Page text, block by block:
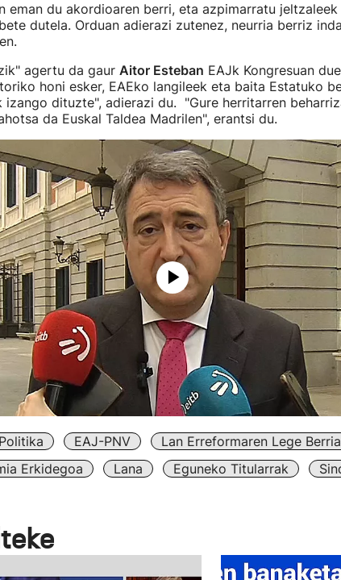
eman du akordioaren berri, eta azpimarratu
dutela. Orduan adierazi zutenez, neurria berriz
agertu da gaur Aitor Esteban EAJk Kongresuan
honi esker, EAEko langileek eta baita Estatuko
izango dituzte", adierazi du. "Gure herritarren
da Euskal Taldea Madrilen", erantsi du.
Politika EAJ-PNV Lan Erreformaren Lege Berria
Erkidegoa
Lana Eguneko Titularrak